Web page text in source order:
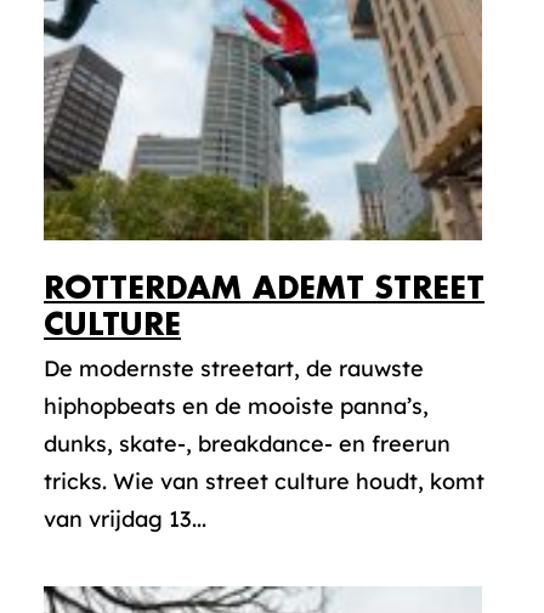
ROTTERDAM ADEMT STREET
CULTURE
De modernste streetart, de rauwste
hiphopbeats en de mooiste panna’s,
dunks, skate-, breakdance- en freerun
tricks. Wie van street culture houdt, komt
van vrijdag 13...